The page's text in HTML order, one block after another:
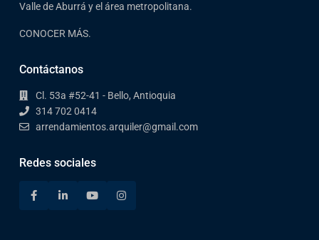
Valle de Aburrá y el área metropolitana.
CONOCER MÁS.
Contáctanos
Cl. 53a #52-41 - Bello, Antioquia
314 702 0414
arrendamientos.arquiler@gmail.com
Redes sociales